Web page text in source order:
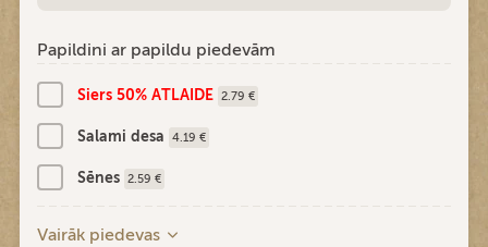
Papildini ar papildu piedevām
Siers 50% ATLAIDE 2.79 €
Salami desa 4.19 €
Sēnes 2.59 €
Vairāk piedevas